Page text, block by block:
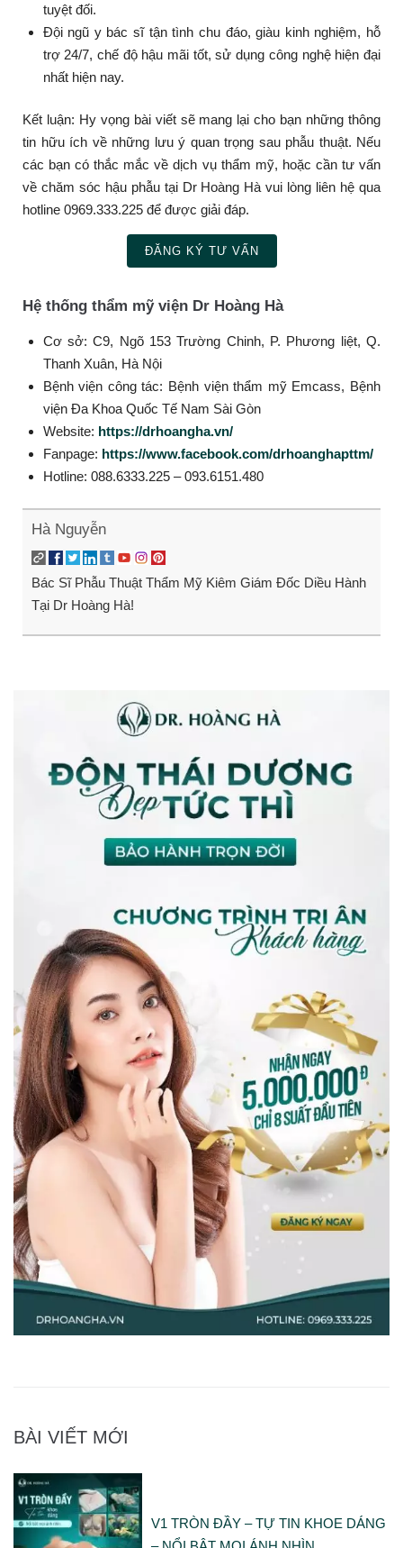
tuyệt đối.
Đội ngũ y bác sĩ tận tình chu đáo, giàu kinh nghiệm, hỗ
trợ 24/7, chế độ hậu mãi tốt, sử dụng công nghệ hiện đại
nhất hiện nay.
Kết luận: Hy vọng bài viết sẽ mang lại cho bạn những thông
tin hữu ích về những lưu ý quan trọng sau phẫu thuật. Nếu
các bạn có thắc mắc về dịch vụ thẩm mỹ, hoặc cần tư vấn
về chăm sóc hậu phẫu tại Dr Hoàng Hà vui lòng liên hệ qua
hotline 0969.333.225 để được giải đáp.
ĐĂNG KÝ TƯ VẤN
Hệ thống thẩm mỹ viện Dr Hoàng Hà
Cơ sở: C9, Ngõ 153 Trường Chinh, P. Phương liệt, Q.
Thanh Xuân, Hà Nội
Bệnh viện công tác: Bệnh viện thẩm mỹ Emcass, Bệnh
viện Đa Khoa Quốc Tế Nam Sài Gòn
Website: https://drhoangha.vn/
Fanpage: https://www.facebook.com/drhoanghapttm/
Hotline: 088.6333.225 – 093.6151.480
Hà Nguyễn
Bác Sĩ Phẫu Thuật Thẩm Mỹ Kiêm Giám Đốc Diều Hành
Tại Dr Hoàng Hà!
BÀI VIẾT MỚI
V1 TRÒN ĐẦY – TỰ TIN KHOE DÁNG